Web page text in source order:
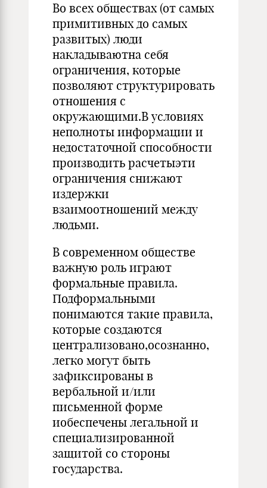
Во всех обществах (от самых
примитивных до самых
развитых) люди
накладываютна себя
ограничения, которые
позволяют структурировать
отношения с
окружающими.В условиях
неполноты информации и
недостаточной способности
производить расчетыэти
ограничения снижают
издержки
взаимоотношений между
людьми.
В современном обществе
важную роль играют
формальные правила.
Подформальными
понимаются такие правила,
которые создаются
централизовано,осознанно,
легко могут быть
зафиксированы в
вербальной и/или
письменной форме
иобеспечены легальной и
специализированной
защитой со стороны
государства.